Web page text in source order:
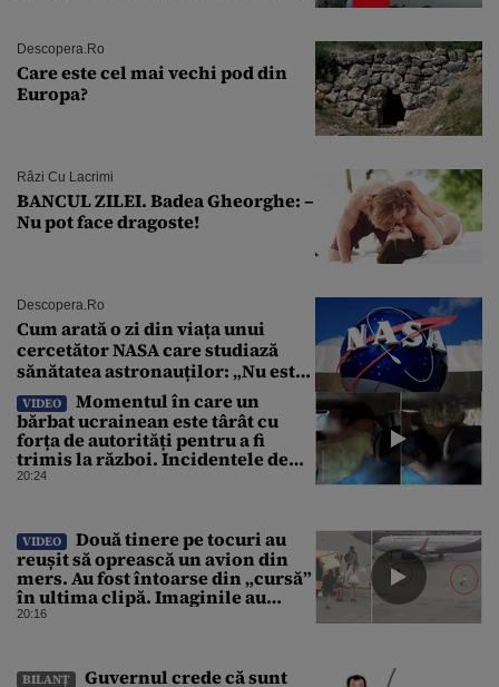
Descopera.ro
Care este cel mai vechi pod din
Europa?
Râzi Cu Lacrimi
BANCUL ZILEI. Badea Gheorghe: –
Nu pot face dragoste!
Descopera.ro
Cum arată o zi din viața unui
cercetător NASA care studiază
sănătatea astronauților: „Nu este
o știință complicată”
VIDEO
Momentul în care un
bărbat ucrainean este târât cu
forța de autorități pentru a fi
trimis la război. Incidentele de
acest fel sunt tot mai dese
20:24
VIDEO
Două tinere pe tocuri au
reușit să oprească un avion din
mers. Au fost întoarse din „cursă”
în ultima clipă. Imaginile au
devenit virale
20:16
BILANȚ
Guvernul crede că sunt